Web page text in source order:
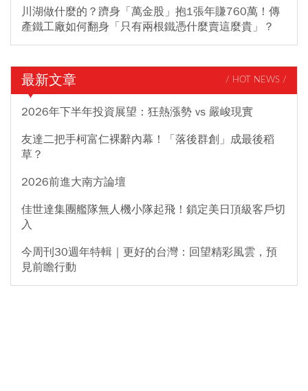
川湖做什麼的？躋身「萬金股」抱1張年賺760萬！傳
產鐵工廠如何翻身「只有兩根鐵憑什麼賣這麼貴」？
最新文章 / HOT NEWS /
2026年下半年投資展望：狂熱漲勢 vs 嚴峻現實
友達二把手柯富仁裸辭內幕！「落後群創」成最後稻
草？
2026前進大南方論壇
佳世達集團艦隊無人機小隊起飛！鎖定美日頂級客戶切
入
今周刊30週年特輯｜更好的台灣：回望精彩風雲，預
見前瞻行動